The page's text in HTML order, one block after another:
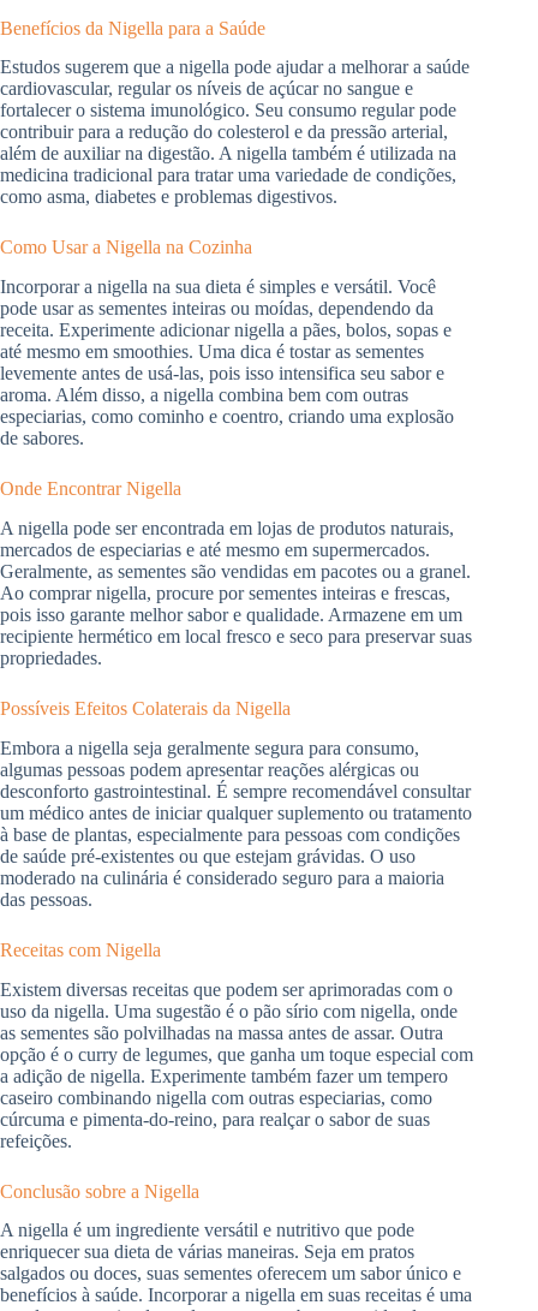
Benefícios da Nigella para a Saúde
Estudos sugerem que a nigella pode ajudar a melhorar a saúde
cardiovascular, regular os níveis de açúcar no sangue e
fortalecer o sistema imunológico. Seu consumo regular pode
contribuir para a redução do colesterol e da pressão arterial,
além de auxiliar na digestão. A nigella também é utilizada na
medicina tradicional para tratar uma variedade de condições,
como asma, diabetes e problemas digestivos.
Como Usar a Nigella na Cozinha
Incorporar a nigella na sua dieta é simples e versátil. Você
pode usar as sementes inteiras ou moídas, dependendo da
receita. Experimente adicionar nigella a pães, bolos, sopas e
até mesmo em smoothies. Uma dica é tostar as sementes
levemente antes de usá-las, pois isso intensifica seu sabor e
aroma. Além disso, a nigella combina bem com outras
especiarias, como cominho e coentro, criando uma explosão
de sabores.
Onde Encontrar Nigella
A nigella pode ser encontrada em lojas de produtos naturais,
mercados de especiarias e até mesmo em supermercados.
Geralmente, as sementes são vendidas em pacotes ou a granel.
Ao comprar nigella, procure por sementes inteiras e frescas,
pois isso garante melhor sabor e qualidade. Armazene em um
recipiente hermético em local fresco e seco para preservar suas
propriedades.
Possíveis Efeitos Colaterais da Nigella
Embora a nigella seja geralmente segura para consumo,
algumas pessoas podem apresentar reações alérgicas ou
desconforto gastrointestinal. É sempre recomendável consultar
um médico antes de iniciar qualquer suplemento ou tratamento
à base de plantas, especialmente para pessoas com condições
de saúde pré-existentes ou que estejam grávidas. O uso
moderado na culinária é considerado seguro para a maioria
das pessoas.
Receitas com Nigella
Existem diversas receitas que podem ser aprimoradas com o
uso da nigella. Uma sugestão é o pão sírio com nigella, onde
as sementes são polvilhadas na massa antes de assar. Outra
opção é o curry de legumes, que ganha um toque especial com
a adição de nigella. Experimente também fazer um tempero
caseiro combinando nigella com outras especiarias, como
cúrcuma e pimenta-do-reino, para realçar o sabor de suas
refeições.
Conclusão sobre a Nigella
A nigella é um ingrediente versátil e nutritivo que pode
enriquecer sua dieta de várias maneiras. Seja em pratos
salgados ou doces, suas sementes oferecem um sabor único e
benefícios à saúde. Incorporar a nigella em suas receitas é uma